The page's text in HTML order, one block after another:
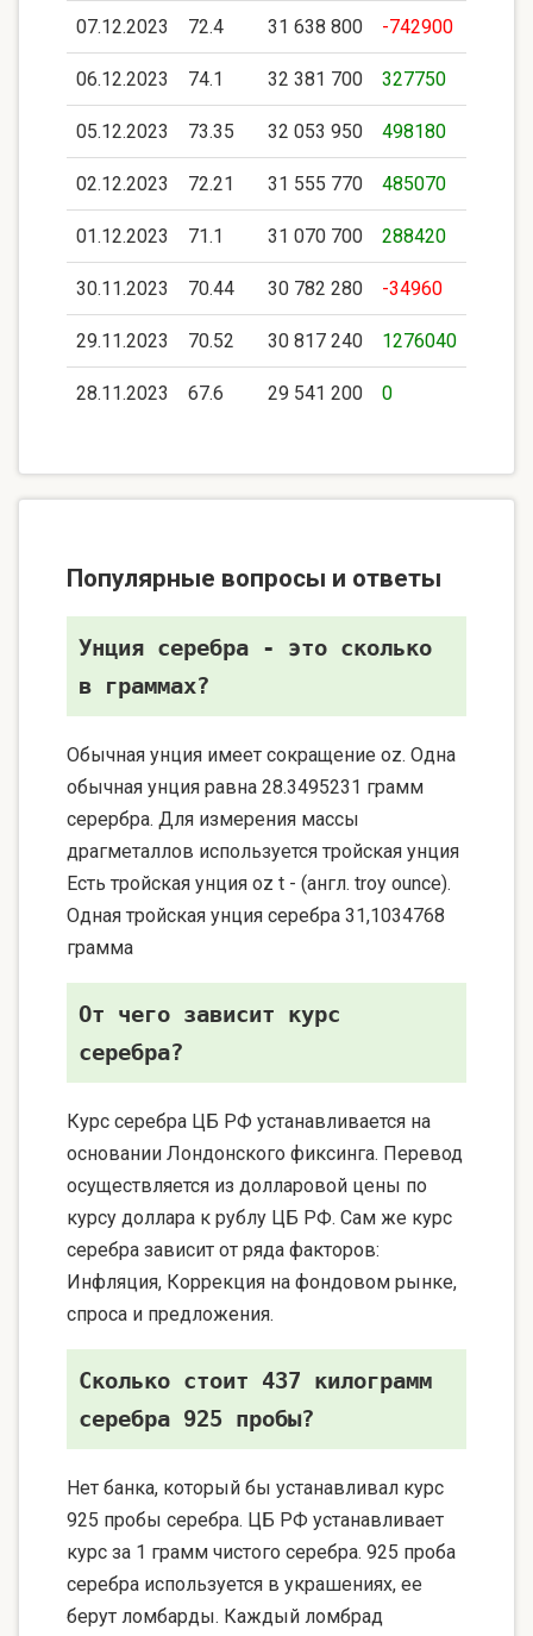
07.12.2023 72.4 31 638 800 -742900
06.12.2023 74.1 32 381 700 327750
05.12.2023 73.35 32 053 950 498180
02.12.2023 72.21 31 555 770 485070
01.12.2023 71.1 31 070 700 288420
30.11.2023 70.44 30 782 280 -34960
29.11.2023 70.52 30 817 240 1276040
28.11.2023 67.6 29 541 200 0
Популярные вопросы и ответы
Унция серебра - это сколько
в граммах?
Обычная унция имеет сокращение oz. Одна
обычная унция равна 28.3495231 грамм
серербра. Для измерения массы
драгметаллов используется тройская унция
Есть тройская унция oz t - (англ. troy ounce).
Одная тройская унция серебра 31,1034768
грамма
От чего зависит курс
серебра?
Курс серебра ЦБ РФ устанавливается на
основании Лондонского фиксинга. Перевод
осуществляется из долларовой цены по
курсу доллара к рублу ЦБ РФ. Сам же курс
серебра зависит от ряда факторов:
Инфляция, Коррекция на фондовом рынке,
спроса и предложения.
Сколько стоит 437 килограмм
серебра 925 пробы?
Нет банка, который бы устанавливал курс
925 пробы серебра. ЦБ РФ устанавливает
курс за 1 грамм чистого серебра. 925 проба
серебра используется в украшениях, ее
берут ломбарды. Каждый ломбрад